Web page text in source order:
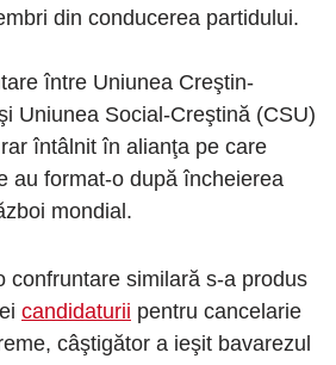
din conducerea partidului.
între Uniunea Creştin-
Uniunea Social-Creştină (CSU)
întâlnit în alianţa pe care
au format-o după încheierea
mondial.
confruntare similară s-a produs
candidaturii pentru cancelarie
câştigător a ieşit bavarezul